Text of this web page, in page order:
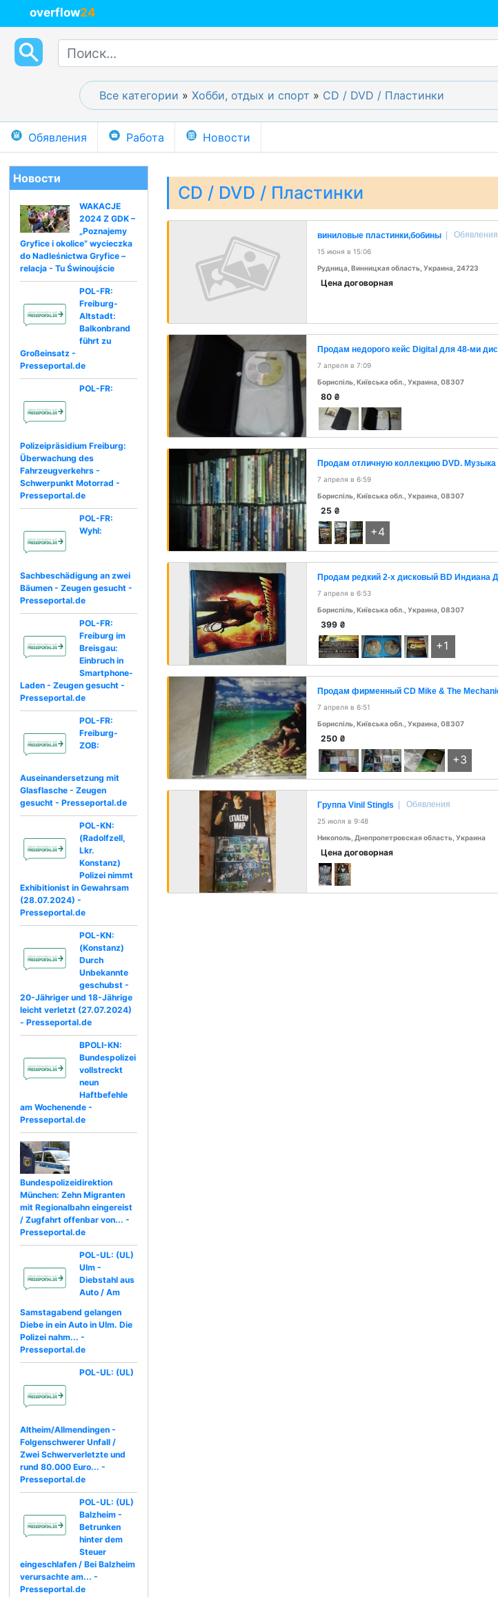
overflow24
Все категории » Хобби, отдых и спорт » CD / DVD / Пластинки
Обявления Работа Новости
Новости
WAKACJE
2024 Z GDK –
„Poznajemy
Gryfice i okolice” wycieczka
do Nadleśnictwa Gryfice –
relacja - Tu Świnoujście
POL-FR:
Freiburg-
Altstadt:
Balkonbrand
führt zu
Großeinsatz -
Presseportal.de
POL-FR:
Polizeipräsidium Freiburg:
Überwachung des
Fahrzeugverkehrs -
Schwerpunkt Motorrad -
Presseportal.de
POL-FR:
Wyhl:
Sachbeschädigung an zwei
Bäumen - Zeugen gesucht -
Presseportal.de
POL-FR:
Freiburg im
Breisgau:
Einbruch in
Smartphone-
Laden - Zeugen gesucht -
Presseportal.de
POL-FR:
Freiburg-
ZOB:
Auseinandersetzung mit
Glasflasche - Zeugen
gesucht - Presseportal.de
POL-KN:
(Radolfzell,
Lkr.
Konstanz)
Polizei nimmt
Exhibitionist in Gewahrsam
(28.07.2024) -
Presseportal.de
POL-KN:
(Konstanz)
Durch
Unbekannte
geschubst -
20-Jähriger und 18-Jährige
leicht verletzt (27.07.2024)
- Presseportal.de
BPOLI-KN:
Bundespolizei
vollstreckt
neun
Haftbefehle
am Wochenende -
Presseportal.de
Bundespolizeidirektion
München: Zehn Migranten
mit Regionalbahn eingereist
/ Zugfahrt offenbar von... -
Presseportal.de
POL-UL: (UL)
Ulm -
Diebstahl aus
Auto / Am
Samstagabend gelangen
Diebe in ein Auto in Ulm. Die
Polizei nahm... -
Presseportal.de
POL-UL: (UL)
Altheim/Allmendingen -
Folgenschwerer Unfall /
Zwei Schwerverletzte und
rund 80.000 Euro... -
Presseportal.de
POL-UL: (UL)
Balzheim -
Betrunken
hinter dem
Steuer
eingeschlafen / Bei Balzheim
verursachte am... -
Presseportal.de
CD / DVD / Пластинки
виниловые пластинки,бобины Обявления
15 июня в 15:06
Рудница, Винницкая область, Украина, 24723
Цена договорная
7 апреля в 7:09
Бориспіль, Київська обл., Украина, 08307
80 ₴
7 апреля в 6:59
Бориспіль, Київська обл., Украина, 08307
25 ₴
+4
7 апреля в 6:53
Бориспіль, Київська обл., Украина, 08307
399 ₴
+1
7 апреля в 6:51
Бориспіль, Київська обл., Украина, 08307
250 ₴
+3
Группа Vinil Stingls Обявления
25 июля в 9:48
Никополь, Днепропетровская область, Украина
Цена договорная